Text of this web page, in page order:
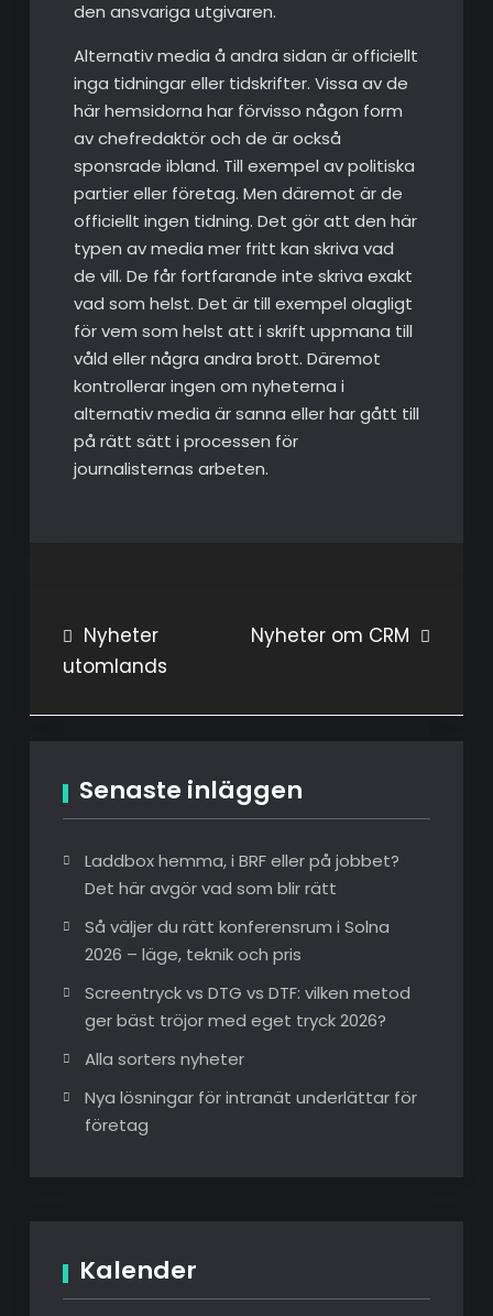
den ansvariga utgivaren.
Alternativ media å andra sidan är officiellt
inga tidningar eller tidskrifter. Vissa av de
här hemsidorna har förvisso någon form
av chefredaktör och de är också
sponsrade ibland. Till exempel av politiska
partier eller företag. Men däremot är de
officiellt ingen tidning. Det gör att den här
typen av media mer fritt kan skriva vad
de vill. De får fortfarande inte skriva exakt
vad som helst. Det är till exempel olagligt
för vem som helst att i skrift uppmana till
våld eller några andra brott. Däremot
kontrollerar ingen om nyheterna i
alternativ media är sanna eller har gått till
på rätt sätt i processen för
journalisternas arbeten.
Inläggsnavigering
Nyheter
utomlands
Nyheter om CRM
Senaste inläggen
Laddbox hemma, i BRF eller på jobbet?
Det här avgör vad som blir rätt
Så väljer du rätt konferensrum i Solna
2026 – läge, teknik och pris
Screentryck vs DTG vs DTF: vilken metod
ger bäst tröjor med eget tryck 2026?
Alla sorters nyheter
Nya lösningar för intranät underlättar för
företag
Kalender